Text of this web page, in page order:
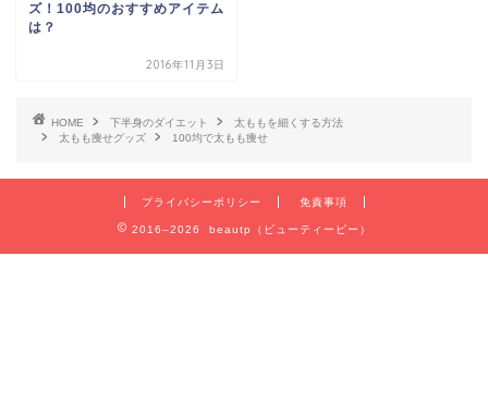
ズ！100均のおすすめアイテム
は？
2016年11月3日
HOME 下半身のダイエット
太ももを細くする方法
太もも痩せグッズ
100均で太もも痩せ
プライバシーポリシー 免責事項
2016–2026 beautp（ビューティーピー）